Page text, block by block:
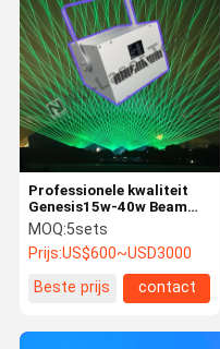
Professionele kwaliteit
Genesis15w-40w Beam
Moving Head Stage
lichten met scanhoek
MOQ:5sets
Prijs:US$600~USD3000
Beste prijs
contact